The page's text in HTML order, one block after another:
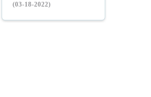
(03-18-2022)